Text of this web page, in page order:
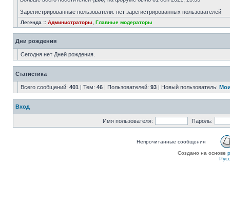
Зарегистрированные пользователи: нет зарегистрированных пользователей
Легенда :: Администраторы Главные модераторы
Дни рождения
Сегодня нет Дней рождения.
Статистика
Всего сообщений: 401 | Тем: 46 | Пользователей: 93 | Новый пользователь:
Вход
Имя пользователя: Пароль:
Непрочитанные сообщения
Создано на основе